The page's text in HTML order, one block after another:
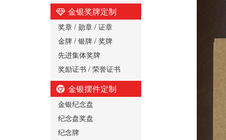
金银奖牌定制
奖章 / 勋章 / 证章
金牌 / 银牌 / 奖牌
先进集体奖牌
奖励证书 / 荣誉证书
金银摆件定制
金银纪念盘
纪念盘奖盘
纪念牌